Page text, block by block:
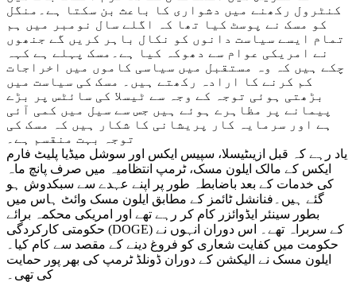
کنٹرول رکھنے میں دشواری کا باعث بن سکتا ہے۔منگل
کو مسک نے پوسٹ کیا تھا کہ اگلے سال نومبر میں ہم
تمام ایسے سیاست دانوں کو نکال باہر کریں گے جنھوں
نے امریکی عوام سے دھوکہ کیا ہے۔مسک پہلے ہے کہہ
چکے ہیں کہ وہ مستقبل میں سیاسی کاموں میں اخراجات
کم کرنے کا ارادہ رکھتے ہیں۔ مسک کی سیاست میں
بڑھتی ہوئی توجہ کے وجہ سے ٹیسلا کی سائٹس پر بڑے
پیمانے پر مظاہرے ہوئے ہیں جس سے سیل میں کمی آئی
ہے اور سرمایہ کار پریشانی کا شکار ہیں کہ مسک کی
توجہ بہت منقسم ہے۔
یاد رہے کہ قبل ازیںٹیسلا، سپیس ایکس اور سوشل میڈیا پلیٹ فارم
ایکس کے مالک ایلون مسک، ٹرمپ انتظامیہ میں صرف پانچ ماہ
کی خدمات کے بعد باضابطہ طور پر اپنے عہدے سے سبکدوش ہو
گئے ہیں۔فنانشل ٹائمز کے مطابق ایلون مسک وائٹ ہاس میں
بطور سینئر ایڈوائزر کام کر رہے تھے اور امریکی محکمہ برائے
حکومتی کارکردگی (DOGE) کے سربراہ تھے۔ اس دوران انہوں نے
حکومت میں کفایت شعاری کو فروغ دینے کے مقصد سے کام کیا۔
ایلون مسک نے الیکشن کے دوران ڈونلڈ ٹرمپ کی بھر پور حمایت
کی تھی۔